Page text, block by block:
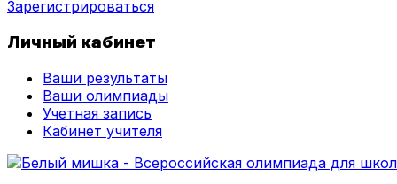
Зарегистрироваться
Личный кабинет
Ваши результаты
Ваши олимпиады
Учетная запись
Кабинет учителя